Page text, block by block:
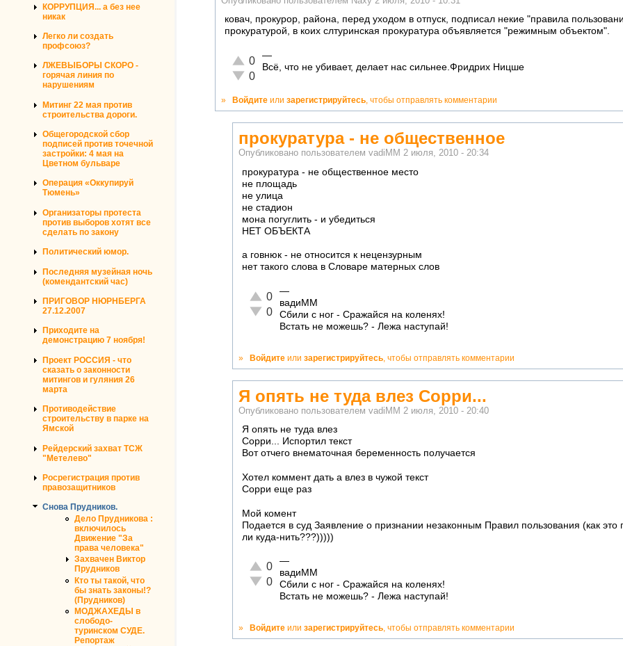
КОРРУПЦИЯ... а без нее
никак
Легко ли создать
профсоюз?
ЛЖЕВЫБОРЫ СКОРО -
горячая линия по
нарушениям
Митинг 22 мая против
строительства дороги.
Общегородской сбор
подписей против точечной
застройки: 4 мая на
Цветном бульваре
Операция «Оккупируй
Тюмень»
Организаторы протеста
против выборов хотят все
сделать по закону
Политический юмор.
Последняя музейная ночь
(комендантский час)
ПРИГОВОР НЮРНБЕРГА
27.12.2007
Приходите на
демонстрацию 7 ноября!
Проект РОССИЯ - что
сказать о законности
митингов и гуляния 26
марта
Противодействие
строительству в парке на
Ямской
Рейдерский захват ТСЖ
"Метелево"
Росрегистрация против
правозащитников
Снова Прудников.
Дело Прудникова :
включилось
Движение "За
права человека"
Захвачен Виктор
Прудников
Кто ты такой, что
бы знать законы!?
(Прудников)
МОДЖАХЕДЫ в
слободо-
туринском СУДЕ.
Репортаж
ковач, прокурор, района, перед уходом в отпуск, подписал некие "правила
прокуратурой, в коих слтуринская прокуратура объявляется "режимным объектом".
Отлично!
0
Неадекватно!
0
—
Всё, что не убивает, делает нас сильнее.Фридрих Ницше
» Войдите или зарегистрируйтесь, чтобы отправлять комментарии
прокуратура - не общественное
Опубликовано пользователем vadiMM 2 июля, 2010 - 20:34
прокуратура - не общественное место
не площадь
не улица
не стадион
мона погуглить - и убедиться
НЕТ ОБЪЕКТА
а говнюк - не относится к нецензурным
нет такого слова в Словаре матерных слов
Отлично!
0
Неадекватно!
0
—
вадиММ
Сбили с ног - Сражайся на коленях!
Встать не можешь? - Лежа наступай!
» Войдите или зарегистрируйтесь , чтобы отправлять комментарии
Я опять не туда влез Сорри...
Опубликовано пользователем vadiMM 2 июля, 2010 - 20:40
Я опять не туда влез
Сорри... Испортил текст
Вот отчего внематочная беременность получается
Хотел коммент дать а влез в чужой текст
Сорри еще раз
Мой комент
Подается в суд Заявление о признании незаконным Правил пользования (как это
ли куда-нить???)))))
Отлично!
0
Неадекватно!
0
—
вадиММ
Сбили с ног - Сражайся на коленях!
Встать не можешь? - Лежа наступай!
» Войдите или зарегистрируйтесь, чтобы отправлять комментарии